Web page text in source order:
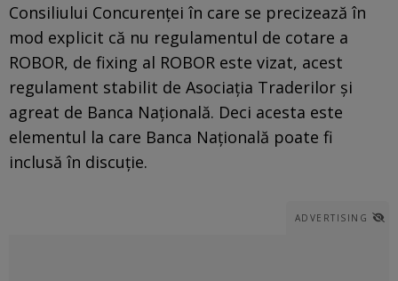
Consiliului Concurenței în care se precizează în
mod explicit că nu regulamentul de cotare a
ROBOR, de fixing al ROBOR este vizat, acest
regulament stabilit de Asociația Traderilor și
agreat de Banca Națională. Deci acesta este
elementul la care Banca Națională poate fi
inclusă în discuție.
ADVERTISING